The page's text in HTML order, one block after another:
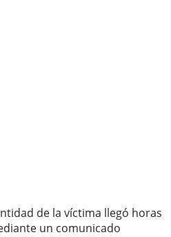
de la víctima llegó horas
un comunicado